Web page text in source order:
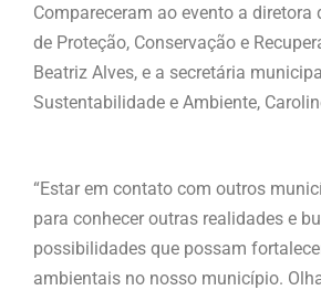
Compareceram ao evento a diretora
de Proteção, Conservação e
Beatriz Alves, e a secretária
Sustentabilidade e Ambiente,
“Estar em contato com outros
para conhecer outras realidades e
possibilidades que possam
ambientais no nosso município.